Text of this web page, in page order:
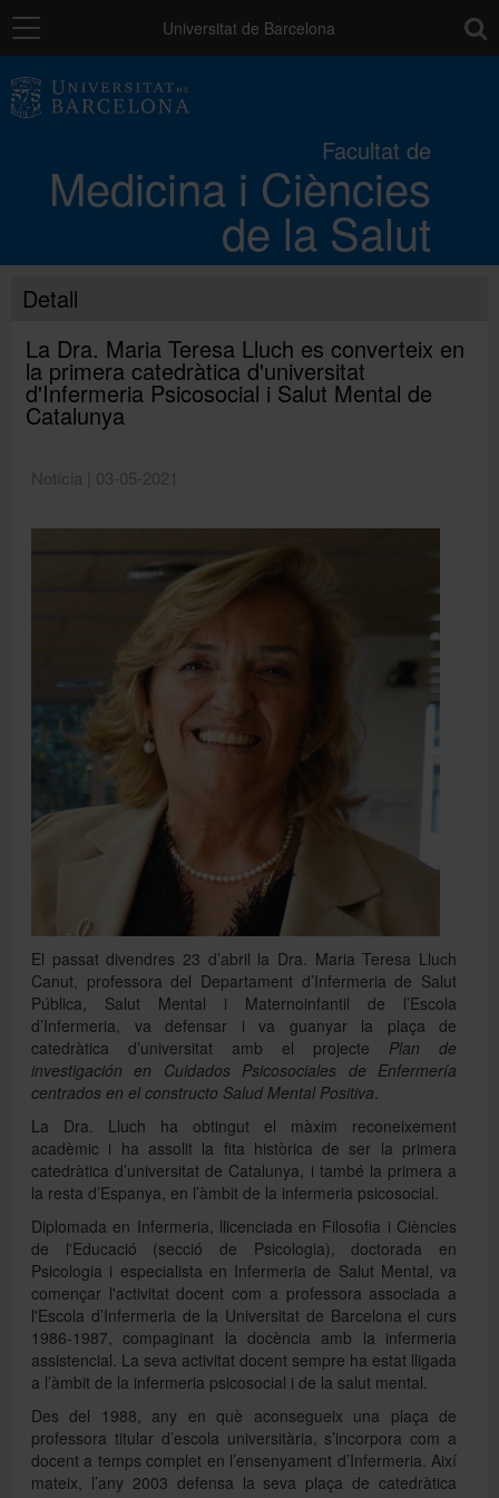
Navegació Universitat de Barcelona
Facultat de
Medicina i Ciències
de la Salut
Els campus
Docència
Mobilitat
Convocatòries i ajuts
Directori
Español
English
Detall
La Dra. Maria Teresa Lluch es converteix en
la primera catedràtica d'universitat
d'Infermeria Psicosocial i Salut Mental de
Catalunya
Notícia | 03-05-2021
El passat divendres 23 d’abril la Dra. Maria Teresa Lluch
Canut, professora del Departament d’Infermeria de Salut
Pública, Salut Mental i Maternoinfantil de l’Escola
d’Infermeria, va defensar i va guanyar la plaça de
catedràtica d’universitat amb el projecte Plan de
investigación en Cuidados Psicosociales de Enfermería
centrados en el constructo Salud Mental Positiva.
La Dra. Lluch ha obtingut el màxim reconeixement
acadèmic i ha assolit la fita històrica de ser la primera
catedràtica d’universitat de Catalunya, i també la primera a
la resta d’Espanya, en l’àmbit de la infermeria psicosocial.
Diplomada en Infermeria, llicenciada en Filosofia i Ciències
de l'Educació (secció de Psicologia), doctorada en
Psicologia i especialista en Infermeria de Salut Mental, va
començar l'activitat docent com a professora associada a
l'Escola d’Infermeria de la Universitat de Barcelona el curs
1986-1987, compaginant la docència amb la infermeria
assistencial. La seva activitat docent sempre ha estat lligada
a l’àmbit de la infermeria psicosocial i de la salut mental.
Des del 1988, any en què aconsegueix una plaça de
professora titular d’escola universitària, s’incorpora com a
docent a temps complet en l’ensenyament d’Infermeria. Així
mateix, l’any 2003 defensa la seva plaça de catedràtica